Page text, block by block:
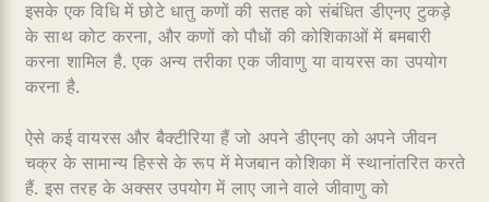
इसके एक विधि में छोटे धातु कणों की सतह को संबंधित डीएनए टुकड़े
के साथ कोट करना, और कणों को पौधों की कोशिकाओं में बमबारी
करना शामिल है. एक अन्य तरीका एक जीवाणु या वायरस का उपयोग
करना है.
ऐसे कई वायरस और बैक्टीरिया हैं जो अपने डीएनए को अपने जीवन
चक्र के सामान्य हिस्से के रूप में मेजबान कोशिका में स्थानांतरित करते
हैं. इस तरह के अक्सर उपयोग में लाए जाने वाले जीवाणु को